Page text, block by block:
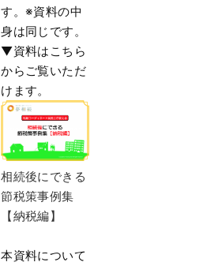
す。※資料の中
身は同じです。
▼資料はこちら
からご覧いただ
けます。
相続後にできる
節税策事例集
【納税編】
本資料について